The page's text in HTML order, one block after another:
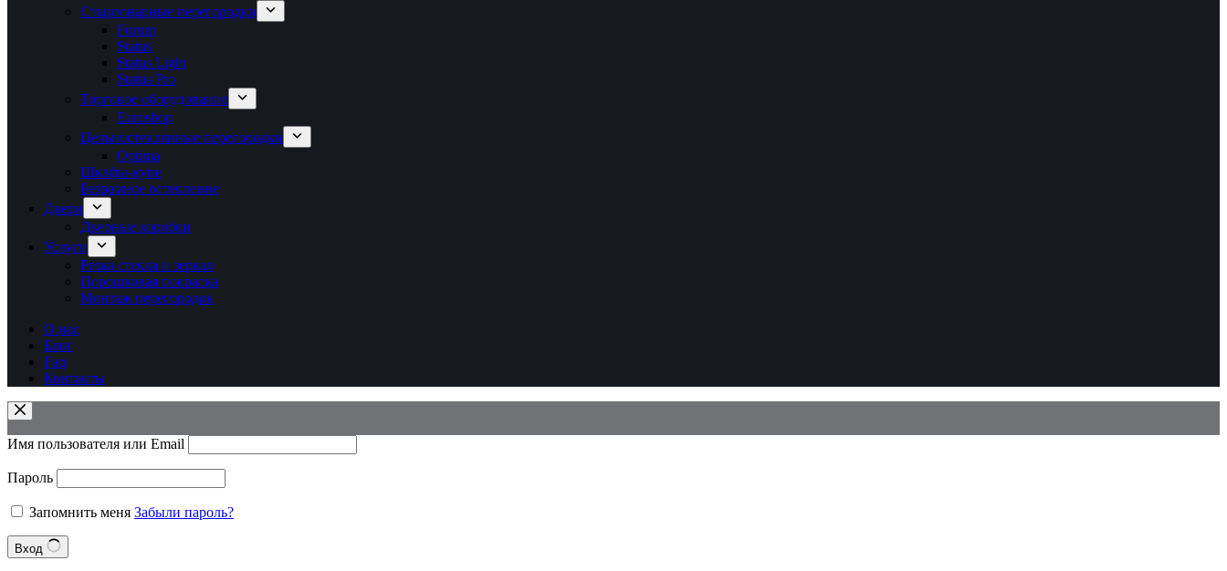
Стационарные перегородки
Forum
Status
Status Light
Status Pro
Торговое оборудование
Euroshop
Цельностеклянные перегородки
Optima
Шкафы-купе
Безрамное остекление
Двери
Дверные коробки
Услуги
Резка стекла и зеркал
Порошковая покраска
Монтаж перегородок
О нас
Блог
Faq
Контакты
Имя пользователя или Email
Пароль
Запомнить меня Забыли пароль?
Вход